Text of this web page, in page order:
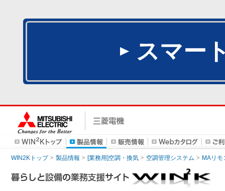
スマー
WIN2Kトップ 製品情報 [業務用]空調・換気 空調管理システム MAリモ